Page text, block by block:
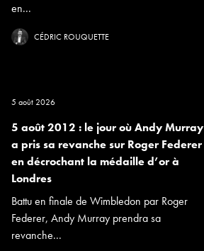
en...
CÉDRIC ROUQUETTE
5 août 2026
5 août 2012 : le jour où Andy Murray
a pris sa revanche sur Roger Federer
en décrochant la médaille d’or à
Londres
Battu en finale de Wimbledon par Roger
Federer, Andy Murray prendra sa
revanche...